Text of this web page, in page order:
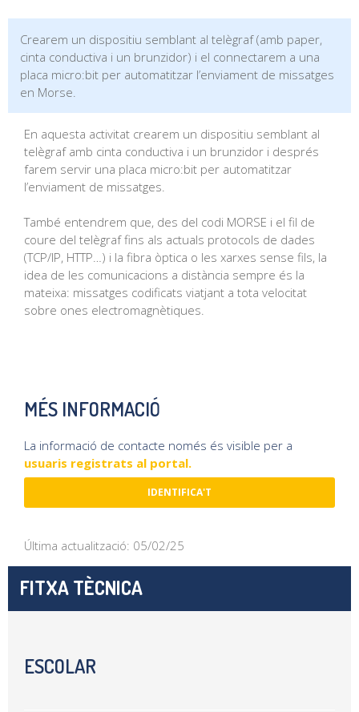
Crearem un dispositiu semblant al telègraf (amb paper,
cinta conductiva i un brunzidor) i el connectarem a una
placa micro:bit per automatitzar l’enviament de missatges
en Morse.
En aquesta activitat crearem un dispositiu semblant al
telègraf amb cinta conductiva i un brunzidor i després
farem servir una placa micro:bit per automatitzar
l’enviament de missatges.
També entendrem que, des del codi MORSE i el fil de
coure del telègraf fins als actuals protocols de dades
(TCP/IP, HTTP…) i la fibra òptica o les xarxes sense fils, la
idea de les comunicacions a distància sempre és la
mateixa: missatges codificats viatjant a tota velocitat
sobre ones electromagnètiques.
MÉS INFORMACIÓ
La informació de contacte només és visible per a
usuaris registrats al portal.
IDENTIFICA'T
Última actualització: 05/02/25
FITXA TÈCNICA
ESCOLAR